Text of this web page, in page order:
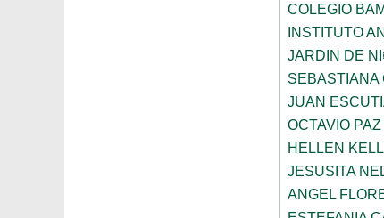
COLEGIO
INSTITUTO
JARDIN DE
SEBASTIANA
JUAN
OCTAVIO PAZ
HELLEN
JESUSITA
ANGEL